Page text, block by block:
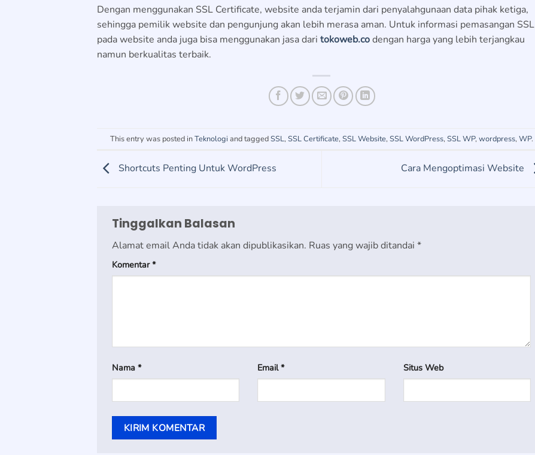
Dengan menggunakan SSL Certificate, website anda terjamin dari penyalahgunaan data pihak ketiga,
sehingga pemilik website dan pengunjung akan lebih merasa aman. Untuk informasi pemasangan SSL
pada website anda juga bisa menggunakan jasa dari tokoweb.codengan harga yang lebih terjangkau
namun berkualitas terbaik.
This entry was posted inTeknologi and taggedSSL, SSL Certificate, SSL Website, SSL WordPress, SSL WP, wordpress, WP.
Shortcuts Penting Untuk WordPress Cara Mengoptimasi Website
Tinggalkan Balasan
Alamat email Anda tidak akan dipublikasikan. Ruas yang wajib ditandai *
Komentar*
Nama * Email* Situs Web